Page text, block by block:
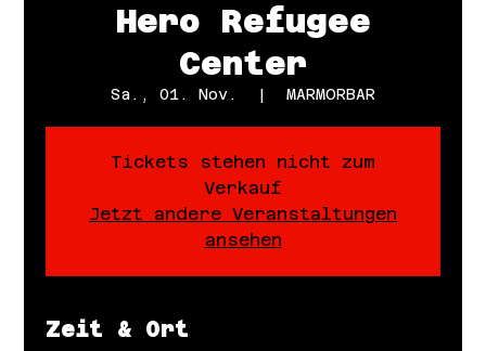
Hero Refugee
Center
Sa., 01. Nov.
  |
MARMORBAR
Tickets stehen nicht zum
Verkauf
Jetzt andere Veranstaltungen
ansehen
Zeit & Ort